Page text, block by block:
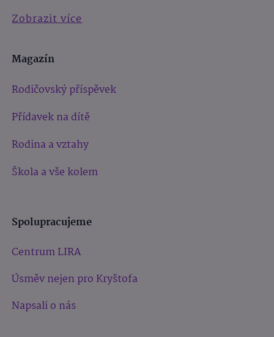
Zobrazit více
Magazín
Rodičovský příspěvek
Přídavek na dítě
Rodina a vztahy
Škola a vše kolem
Spolupracujeme
Centrum LIRA
Úsměv nejen pro Kryštofa
Napsali o nás